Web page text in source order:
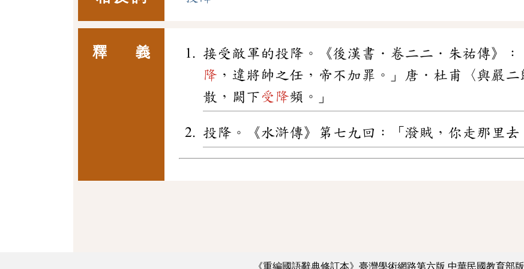
釋 義 接受敵軍的投降。《後漢書．卷二二．朱祐傳》
降 ，違將帥之任，帝不加罪。」唐．杜甫〈與嚴
散，闕下 受降頻。」
投降。《水滸傳》第七九回：「潑賊，你走那里去
《重編國語辭典修訂本》臺灣學術網路第六版 中華民國教育部